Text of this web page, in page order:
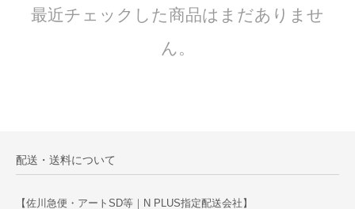
最近チェックした商品はまだありませ
ん。
配送・送料について
【佐川急便・アートSD等｜N PLUS指定配送会社】